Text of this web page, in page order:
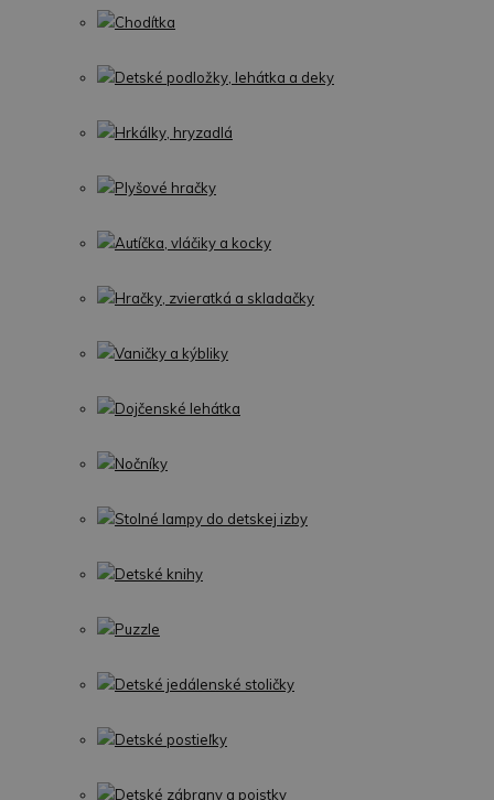
Chodítka
Detské podložky, lehátka a deky
Hrkálky, hryzadlá
Plyšové hračky
Autíčka, vláčiky a kocky
Hračky, zvieratká a skladačky
Vaničky a kýbliky
Dojčenské lehátka
Nočníky
Stolné lampy do detskej izby
Detské knihy
Puzzle
Detské jedálenské stoličky
Detské postieľky
Detské zábrany a poistky